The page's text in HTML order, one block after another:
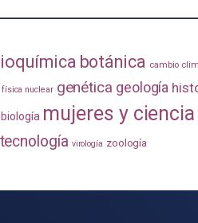
botánica cambio
física nuclear genética geología
mujeres y ciencia
tecnología virología zoología